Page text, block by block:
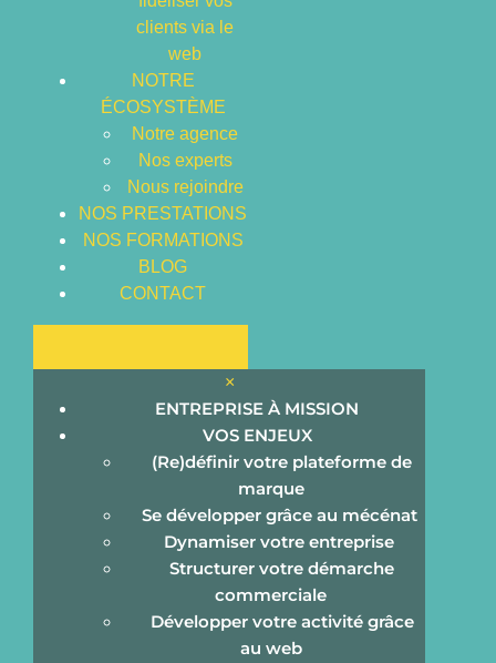
clients via le
web
NOTRE
ÉCOSYSTÈME
Notre agence
Nos experts
Nous rejoindre
NOS PRESTATIONS
NOS FORMATIONS
BLOG
CONTACT
×
ENTREPRISE À MISSION
VOS ENJEUX
(Re)définir votre plateforme de
marque
Se développer grâce au mécénat
Dynamiser votre entreprise
Structurer votre démarche
commerciale
Développer votre activité grâce
au web